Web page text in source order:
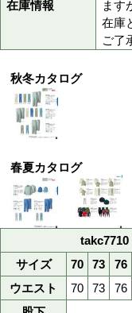
色
サイズ
最大サイズ
綿100％
スソ直し